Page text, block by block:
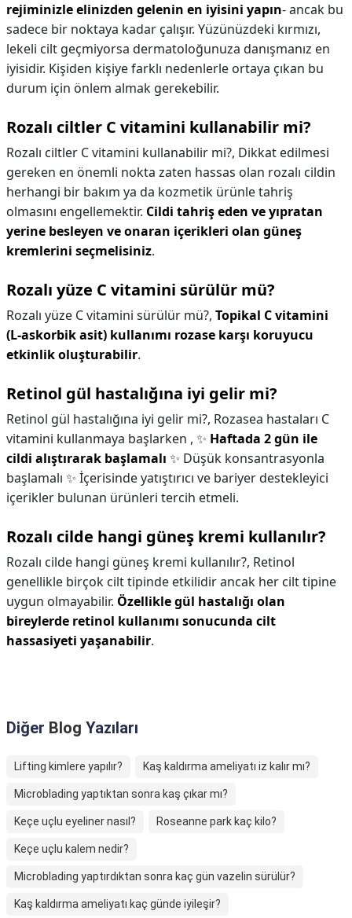
rejiminizle elinizden gelenin en iyisini yapın- ancak bu
sadece bir noktaya kadar çalışır. Yüzünüzdeki kırmızı,
lekeli cilt geçmiyorsa dermatoloğunuza danışmanız en
iyisidir. Kişiden kişiye farklı nedenlerle ortaya çıkan bu
durum için önlem almak gerekebilir.
Rozalı ciltler C vitamini kullanabilir mi?
Rozalı ciltler C vitamini kullanabilir mi?, Dikkat edilmesi
gereken en önemli nokta zaten hassas olan rozalı cildin
herhangi bir bakım ya da kozmetik ürünle tahriş
olmasını engellemektir. Cildi tahriş eden ve yıpratan
yerine besleyen ve onaran içerikleri olan güneş
kremlerini seçmelisiniz.
Rozalı yüze C vitamini sürülür mü?
Rozalı yüze C vitamini sürülür mü?, Topikal C vitamini
(L-askorbik asit) kullanımı rozase karşı koruyucu
etkinlik oluşturabilir.
Retinol gül hastalığına iyi gelir mi?
Retinol gül hastalığına iyi gelir mi?, Rozasea hastaları C
vitamini kullanmaya başlarken , ✨ Haftada 2 gün ile
cildi alıştırarak başlamalı ✨ Düşük konsantrasyonla
başlamalı ✨ İçerisinde yatıştırıcı ve bariyer destekleyici
içerikler bulunan ürünleri tercih etmeli.
Rozalı cilde hangi güneş kremi kullanılır?
Rozalı cilde hangi güneş kremi kullanılır?, Retinol
genellikle birçok cilt tipinde etkilidir ancak her cilt tipine
uygun olmayabilir. Özellikle gül hastalığı olan
bireylerde retinol kullanımı sonucunda cilt
hassasiyeti yaşanabilir.
Diğer Blog Yazıları
Lifting kimlere yapılır? Kaş kaldırma ameliyatı iz kalır mı?
Microblading yaptıktan sonra kaş çıkar mı?
Keçe uçlu eyeliner nasıl? Roseanne park kaç kilo?
Keçe uçlu kalem nedir?
Microblading yaptırdıktan sonra kaç gün vazelin sürülür?
Kaş kaldırma ameliyatı kaç günde iyileşir?